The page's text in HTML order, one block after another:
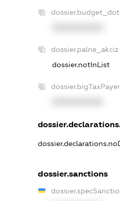
dossier.palne_akciz
dossier.notInList
dossier.sanctions